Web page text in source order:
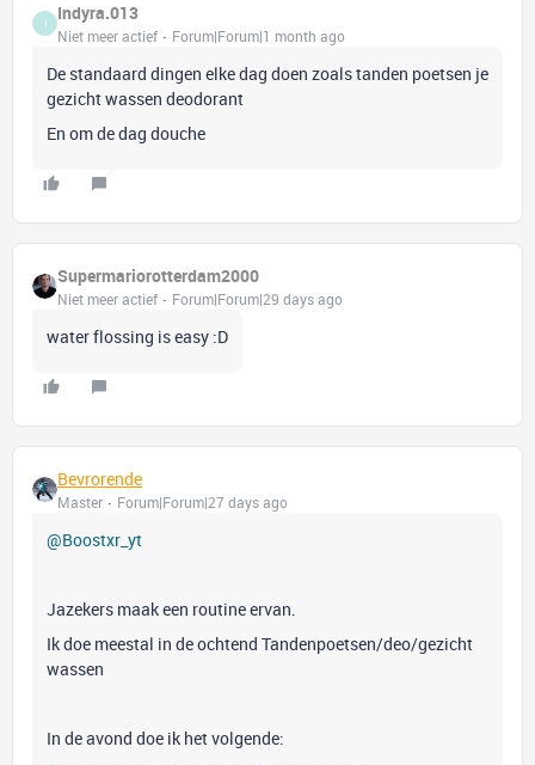
I Indyra.013
Niet meer actief Forum|Forum|1 month ago
De standaard dingen elke dag doen zoals tanden poetsen je
gezicht wassen deodorant
En om de dag douche
Supermariorotterdam2000
Niet meer actief Forum|Forum|29 days ago
water flossing is easy :D
Bevrorende
Master Forum|Forum|27 days ago
@Boostxr_yt
Jazekers maak een routine ervan.
Ik doe meestal in de ochtend Tandenpoetsen/deo/gezicht
wassen
In de avond doe ik het volgende: